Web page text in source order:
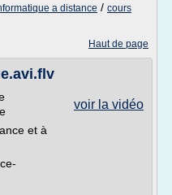
a distance / cours
Haut de page
voir la vidéo
et à